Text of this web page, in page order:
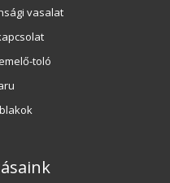
vasalat
toló